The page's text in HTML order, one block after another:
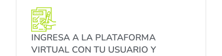
INGRESA A LA PLATAFORMA
VIRTUAL CON TU USUARIO Y